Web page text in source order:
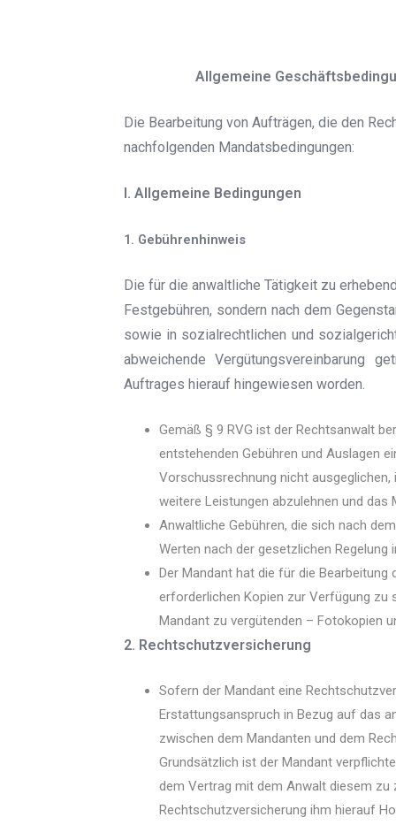
Allgemeine
Die Bearbeitung von Aufträgen, die den
nachfolgenden Mandatsbedingungen:
I. Allgemeine Bedingungen
1. Gebührenhinweis
Die für die anwaltliche Tätigkeit zu
Festgebühren, sondern nach dem
sowie in sozialrechtlichen und
abweichende Vergütungsvereinbarung
Auftrages hierauf hingewiesen worden.
Gemäß § 9 RVG ist der Rechtsanwalt
entstehenden Gebühren und Auslagen
Vorschussrechnung nicht
weitere Leistungen abzulehnen und das
Anwaltliche Gebühren, die sich nach
Werten nach der gesetzlichen Regelung
Der Mandant hat die für die
erforderlichen Kopien zur Verfügung zu
Mandant zu vergütenden – Fotokopien
2. Rechtschutzversicherung
Sofern der Mandant eine
Erstattungsanspruch in Bezug auf das
zwischen dem Mandanten und dem
Grundsätzlich ist der Mandant
dem Vertrag mit dem Anwalt diesem zu
Rechtschutzversicherung ihm hierauf